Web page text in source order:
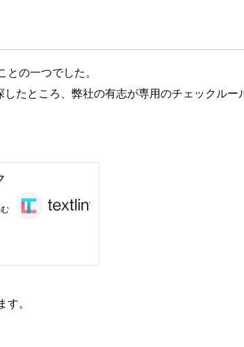
の一つでした。
たところ、弊社の有志が専用のチェックルー
。